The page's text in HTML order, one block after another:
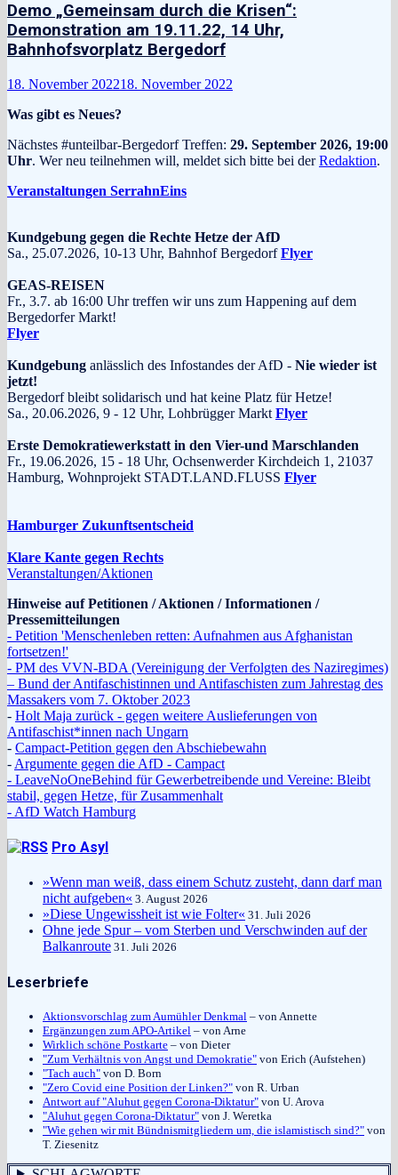
Demo „Gemeinsam durch die Krisen“:
Demonstration am 19.11.22, 14 Uhr,
Bahnhofsvorplatz Bergedorf
18. November 202218. November 2022
Was gibt es Neues?
Nächstes #unteilbar-Bergedorf Treffen: 29. September 2026, 19:00
Uhr. Wer neu teilnehmen will, meldet sich bitte bei derRedaktion.
Veranstaltungen SerrahnEins
Kundgebung gegen die Rechte Hetze der AfD
Sa., 25.07.2026, 10-13 Uhr, Bahnhof BergedorfFlyer
GEAS-REISEN
Fr., 3.7. ab 16:00 Uhr treffen wir uns zum Happening auf dem
Bergedorfer Markt!
Flyer
Kundgebung anlässlich des Infostandes der AfD - Nie wieder ist
jetzt!
Bergedorf bleibt solidarisch und hat keine Platz für Hetze!
Sa., 20.06.2026, 9 - 12 Uhr, Lohbrügger Markt Flyer
Erste Demokratiewerkstatt in den Vier-und Marschlanden
Fr., 19.06.2026, 15 - 18 Uhr, Ochsenwerder Kirchdeich 1, 21037
Hamburg, Wohnprojekt STADT.LAND.FLUSS Flyer
Hamburger Zukunftsentscheid
Klare Kante gegen Rechts
Veranstaltungen/Aktionen
Hinweise auf Petitionen / Aktionen / Informationen /
Pressemitteilungen
- Petition 'Menschenleben retten: Aufnahmen aus Afghanistan
fortsetzen!'
- PM des VVN-BDA (Vereinigung der Verfolgten des Naziregimes)
– Bund der Antifaschistinnen und Antifaschisten zum Jahrestag des
Massakers vom 7. Oktober 2023
- Holt Maja zurück - gegen weitere Auslieferungen von
Antifaschist*innen nach Ungarn
- Campact-Petition gegen den Abschiebewahn
- Argumente gegen die AfD - Campact
- LeaveNoOneBehind für Gewerbetreibende und Vereine: Bleibt
stabil, gegen Hetze, für Zusammenhalt
- AfD Watch Hamburg
Pro Asyl
»Wenn man weiß, dass einem Schutz zusteht, dann darf man
nicht aufgeben« 3. August 2026
»Diese Ungewissheit ist wie Folter« 31. Juli 2026
Ohne jede Spur – vom Sterben und Verschwinden auf der
Balkanroute 31. Juli 2026
Leserbriefe
Aktionsvorschlag zum Aumühler Denkmal – von Annette
Ergänzungen zum APO-Artikel – von Arne
Wirklich schöne Postkarte – von Dieter
"Zum Verhältnis von Angst und Demokratie" von Erich (Aufstehen)
"Tach auch" von D. Born
"Zero Covid eine Position der Linken?" von R. Urban
Antwort auf "Aluhut gegen Corona-Diktatur" von U. Arova
"Aluhut gegen Corona-Diktatur" von J. Weretka
"Wie gehen wir mit Bündnismitgliedern um, die islamistisch sind?" von
T. Ziesenitz